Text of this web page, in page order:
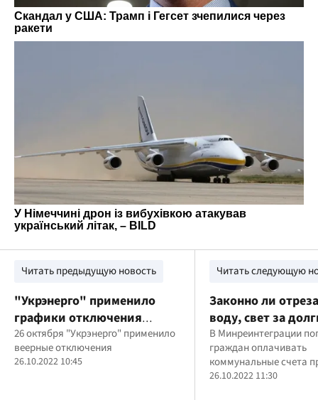
Читать предыдущую новость
"Укрэнерго" применило
графики отключения
электроэнергии: где
выключат свет
26 октября "Укрэнерго" применило
веерные отключения
26.10.2022 10:45
Читать следующую
Законно ли
воду, свет за
время войны: в
правительстве
объяснение
В Минреинтеграции
граждан оплачивать
коммунальные счета
возможности
26.10.2022 11:30